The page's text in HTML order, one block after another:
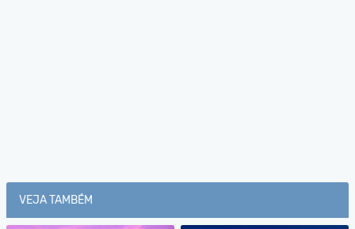
VEJA TAMBÉM